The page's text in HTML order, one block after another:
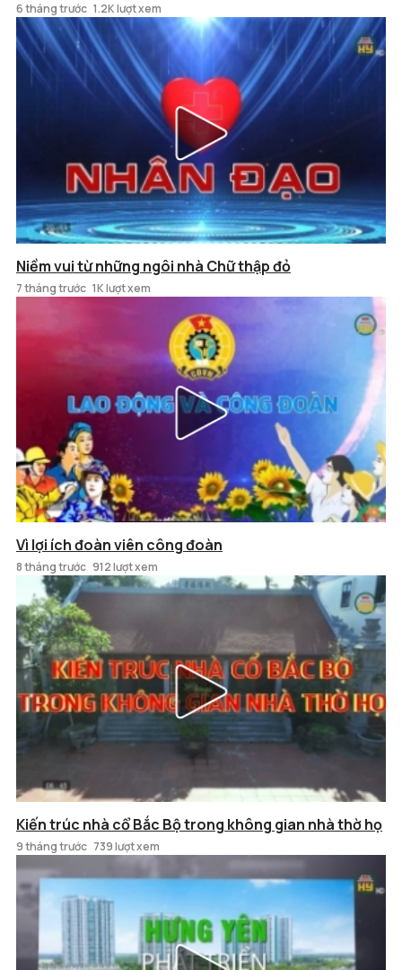
6 tháng trước 1.2K lượt xem
Niềm vui từ những ngôi nhà Chữ thập đỏ
7 tháng trước 1K lượt xem
Vì lợi ích đoàn viên công đoàn
8 tháng trước 912 lượt xem
Kiến trúc nhà cổ Bắc Bộ trong không gian nhà thờ họ
9 tháng trước 739 lượt xem